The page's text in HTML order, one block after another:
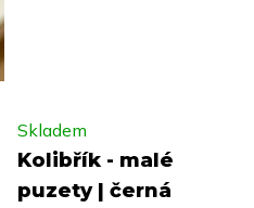
Kolibřík - malé
puzety | černá
Skladem